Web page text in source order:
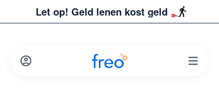
Let op! Geld lenen kost geld